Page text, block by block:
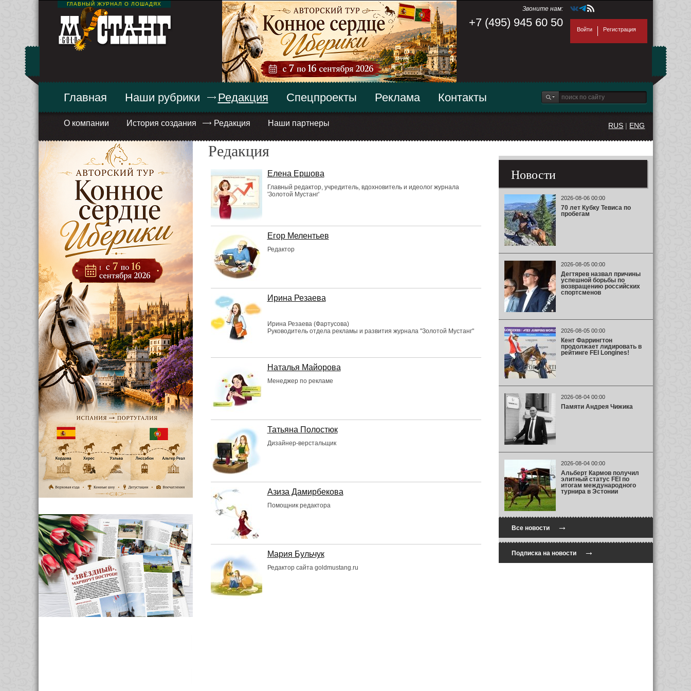
ГЛАВНЫЙ ЖУРНАЛ О ЛОШАДЯХ
Звоните нам:
+7 (495) 945 60 50
Войти Регистрация
Главная Наши рубрики Редакция
О компании История создания Редакция Наши партнеры
Спецпроекты Реклама Контакты
RUS | ENG
Редакция
Елена Ершова
Главный редактор, учредитель, вдохновитель и идеолог журнала
'Золотой Мустанг'
Егор Мелентьев
Редактор
Ирина Резаева
Ирина Резаева (Фартусова)
Руководитель отдела рекламы и развития журнала "Золотой Мустанг"
Наталья Майорова
Менеджер по рекламе
Татьяна Полостюк
Дизайнер-верстальщик
Азиза Дамирбекова
Помощник редактора
Мария Бульчук
Редактор сайта goldmustang.ru
Новости
2026-08-06 00:00
70 лет Кубку Тевиса по
пробегам
2026-08-05 00:00
Дегтярев назвал причины
успешной борьбы по
возвращению российских
спортсменов
2026-08-05 00:00
Кент Фаррингтон
продолжает лидировать в
рейтинге FEI Longines!
2026-08-04 00:00
Памяти Андрея Чижика
2026-08-04 00:00
Альберт Кармов получил
элитный статус FEI по
итогам международного
турнира в Эстонии
Все новости→
Подписка на новости→